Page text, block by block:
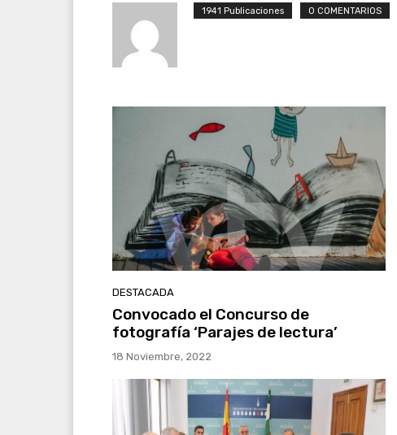
1941 Publicaciones 0 COMENTARIOS
DESTACADA
Convocado el Concurso de
fotografía ‘Parajes de lectura’
18 Noviembre, 2022